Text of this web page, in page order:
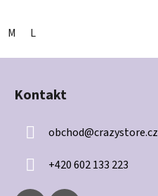
M L
Z
Kontakt
obchod@crazystore.cz
+420 602 133 223